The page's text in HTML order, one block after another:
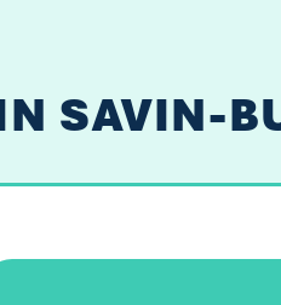
SAVIN-